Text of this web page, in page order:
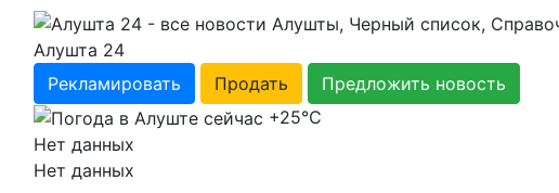
Алушта 24
Рекламировать
Продать
Предложить новость
+25℃
Нет данных
Нет данных